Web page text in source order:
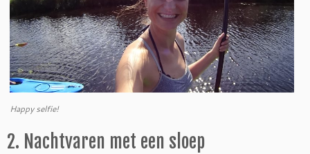
Happy selfie!
2. Nachtvaren met een sloep